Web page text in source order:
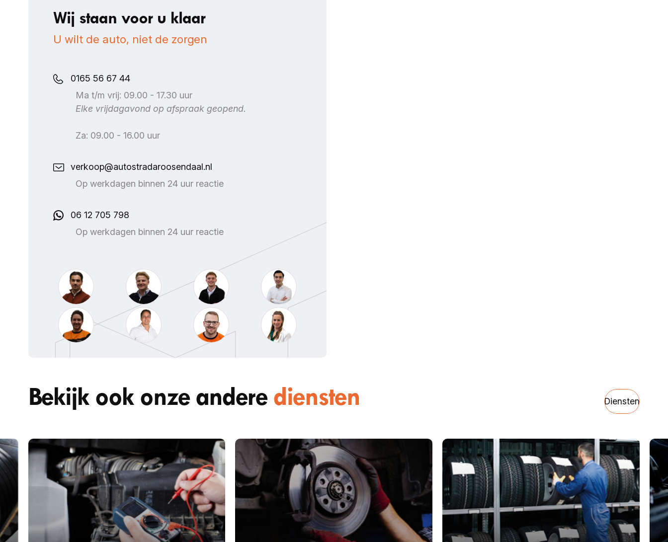
Wij staan voor u klaar
U wilt de auto, niet de zorgen
0165 56 67 44
Ma t/m vrij: 09.00 - 17.30 uur
Elke vrijdagavond op afspraak geopend.
Za: 09.00 - 16.00 uur
verkoop@autostradaroosendaal.nl
Op werkdagen binnen 24 uur reactie
06 12 705 798
Op werkdagen binnen 24 uur reactie
Bekijk ook onze andere diensten Diensten